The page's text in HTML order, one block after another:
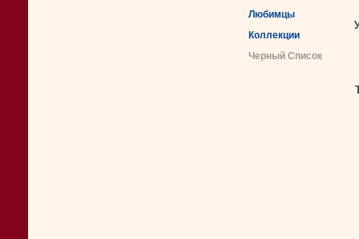
Любимцы
Коллекции
Черный Список